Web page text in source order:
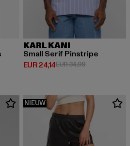
KARL KANI
Small Serif Pinstripe
EUR 24,14
Huidige prijs: EUR 24,14
EUR 34,99Actieprijs:
NIEUW